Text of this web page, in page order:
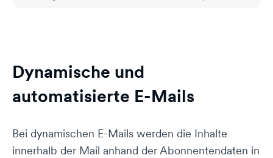
Dynamische und
automatisierte E-Mails
Bei dynamischen E-Mails werden die Inhalte
innerhalb der Mail anhand der Abonnentendaten in